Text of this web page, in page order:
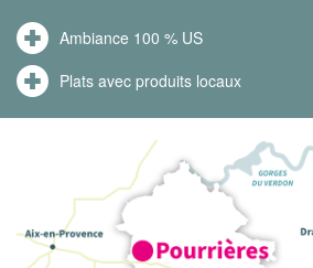
Ambiance 100 % US
Plats avec produits locaux